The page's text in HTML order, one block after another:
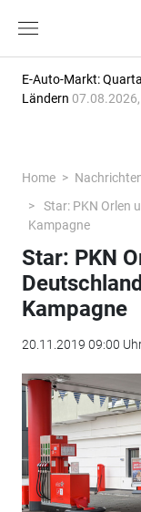
E-Auto-Markt:
Ländern
Home
Star: PKN Orlen
Kampagne
Star: PKN
Kampagne
20.11.2019 09:00